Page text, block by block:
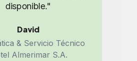
disponible."
David
& Servicio Técnico
Almerimar S.A.